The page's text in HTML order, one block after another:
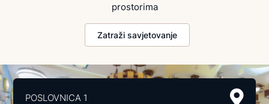
prostorima
Zatraži savjetovanje
POSLOVNICA 1